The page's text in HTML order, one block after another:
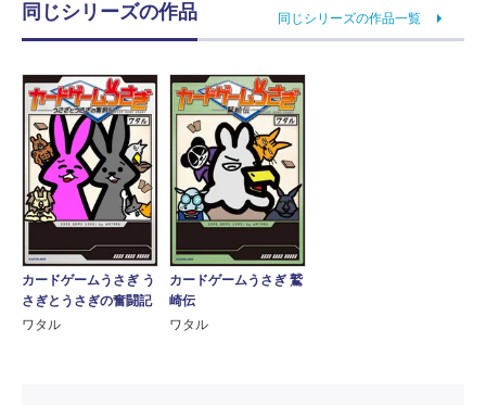
同じシリーズの作品 同じシリーズの作品一覧
カードゲームうさぎ う
さぎとうさぎの奮闘記
ワタル
カードゲームうさぎ 鷲
崎伝
ワタル